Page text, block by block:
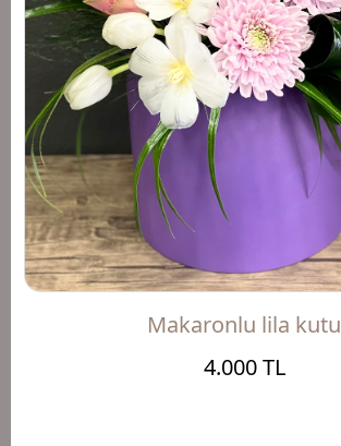
Makaronlu lila kutu
4.000 TL